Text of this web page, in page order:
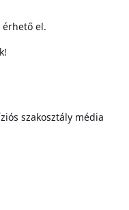
érhető el.
szakosztály média